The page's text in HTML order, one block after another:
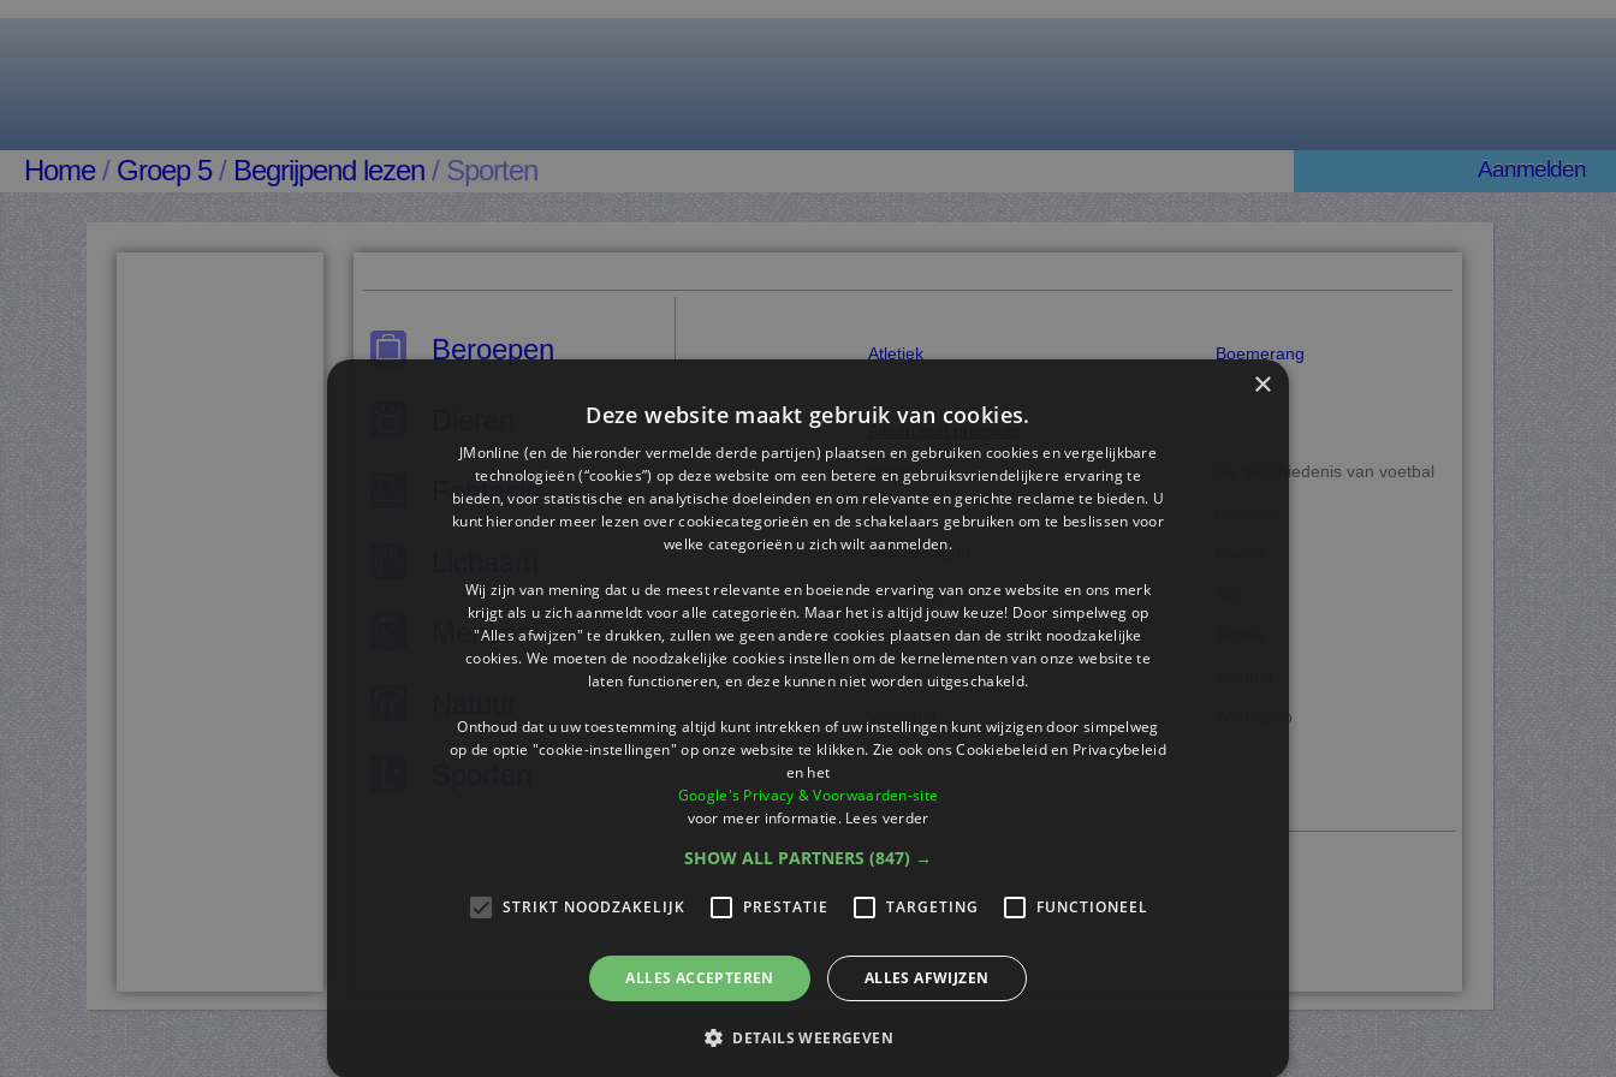
Home/ Groep 5/ Begrijpend lezen / Sporten Aanmelden
Beroepen
Fantasie
Mensen
Atletiek Boemerang
Boksen De geschiedenis van voetbal
Hockey
Paardensport
Schaatsen
Stuiterbal
Turnen
Waterpolo
×
Deze website maakt gebruik van cookies.
JMonline (en de hieronder vermelde derde partijen) plaatsen en gebruiken cookies en vergelijkbare
technologieën (“cookies”) op deze website om een ​​betere en gebruiksvriendelijkere ervaring te
bieden, voor statistische en analytische doeleinden en om relevante en gerichte reclame te bieden. U
kunt hieronder meer lezen over cookiecategorieën en de schakelaars gebruiken om te beslissen voor
welke categorieën u zich wilt aanmelden.
Wij zijn van mening dat u de meest relevante en boeiende ervaring van onze website en ons merk
krijgt als u zich aanmeldt voor alle categorieën. Maar het is altijd jouw keuze! Door simpelweg op
"Alles afwijzen" te drukken, zullen we geen andere cookies plaatsen dan de strikt noodzakelijke
cookies. We moeten de noodzakelijke cookies instellen om de kernelementen van onze website te
laten functioneren, en deze kunnen niet worden uitgeschakeld.
Onthoud dat u uw toestemming altijd kunt intrekken of uw instellingen kunt wijzigen door simpelweg
op de optie "cookie-instellingen" op onze website te klikken. Zie ook ons ​​Cookiebeleid en Privacybeleid
en het
Google's Privacy & Voorwaarden-site
voor meer informatie. Lees verder
SHOW ALL PARTNERS (847) →
STRIKT NOODZAKELIJK PRESTATIE TARGETING FUNCTIONEEL
ALLES ACCEPTEREN ALLES AFWIJZEN
DETAILS WEERGEVEN